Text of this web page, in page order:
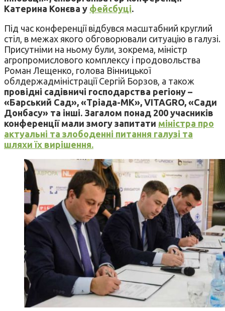
Катерина Конєва у фейсбуці.
Під час конференції відбувся масштабний круглий
стіл, в межах якого обговорювали ситуацію в галузі.
Присутніми на ньому були, зокрема, міністр
агропромислового комплексу і продовольства
Роман Лещенко, голова Вінницької
облдержадміністрації Сергій Борзов, а також
провідні садівничі господарства регіону –
«Барський Сад», «Тріада-МК», VITAGRO, «Сади
Донбасу» та інші. Загалом понад 200 учасників
конференції мали змогу запитати міністра про
актуальні та злободенні питання галузі та
шляхи їх вирішення.